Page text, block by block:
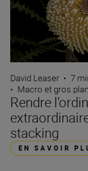
David Leaser • 7
• Macro et gros plan
Rendre
stacking
EN SAVOIR